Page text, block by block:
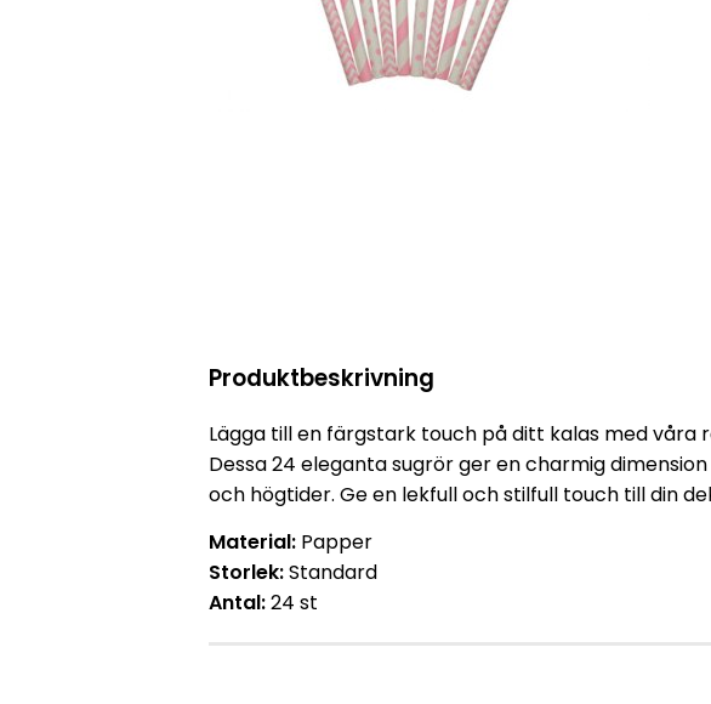
Produktbeskrivning
Lägga till en färgstark touch på ditt kalas med våra
Dessa 24 eleganta sugrör ger en charmig
och högtider. Ge en lekfull och stilfull touch till din
Material: Papper
Storlek:Standard
Antal:24 st